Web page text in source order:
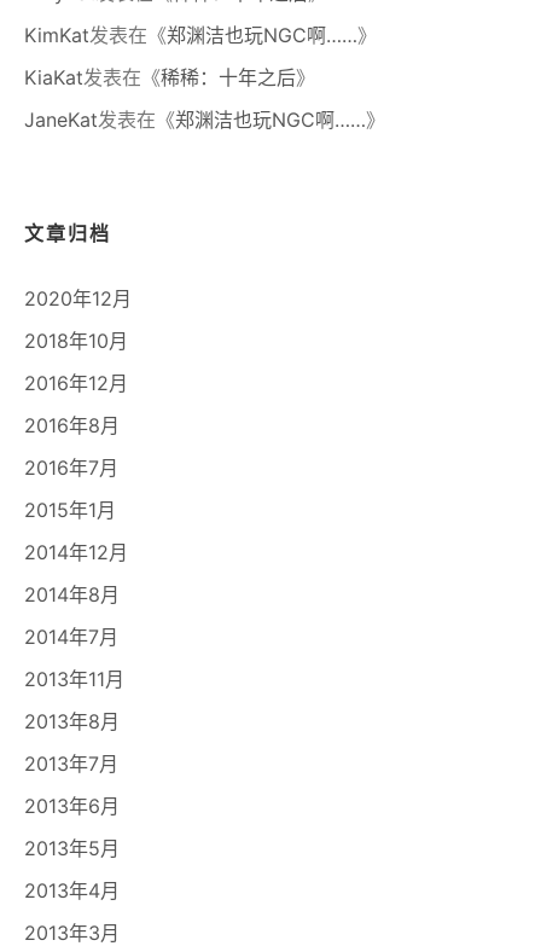
KimKat发表在《郑渊洁也玩NGC啊……》
KiaKat发表在《稀稀：十年之后》
JaneKat发表在《郑渊洁也玩NGC啊……》
文章归档
2020年12月
2018年10月
2016年12月
2016年8月
2016年7月
2015年1月
2014年12月
2014年8月
2014年7月
2013年11月
2013年8月
2013年7月
2013年6月
2013年5月
2013年4月
2013年3月